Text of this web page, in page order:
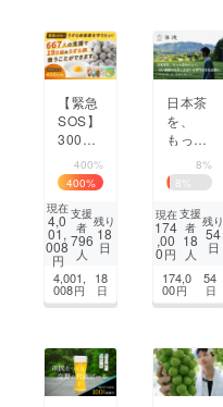
【緊急
SOS】
300万
の国産
うずら
卵を
救って
くださ
い。プ
ロも認
めた逸
品を食
400%
400%
現在
4,0
01,
008
円
支援
者
796
人
残り
18
日
4,001,
008円
18
日
日本茶
を、
もっと
自分ら
しく。
100種
類のお
茶と出
会える
を名古
屋に。
8%
8
現在
174
,00
0円
支援
者
18
人
残り
54
日
174,0
00円
54
日